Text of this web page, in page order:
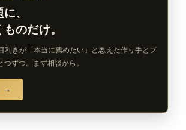
、
のだけ。
利きが「本当に薦めたい」と思えた作り手とプ
つずつ。まず相談から。
→